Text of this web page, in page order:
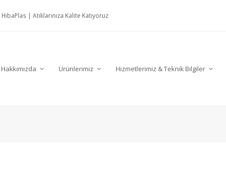
HibaPlas | Atıklarınıza Kalite Katıyoruz
Hakkımızda Ürünlerimiz Hizmetlerimiz & Teknik Bilgiler